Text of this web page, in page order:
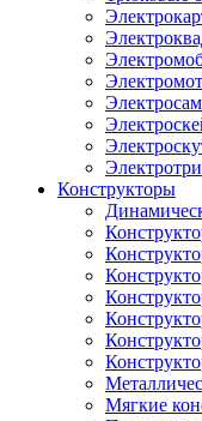
Конструкторы
Мягкие